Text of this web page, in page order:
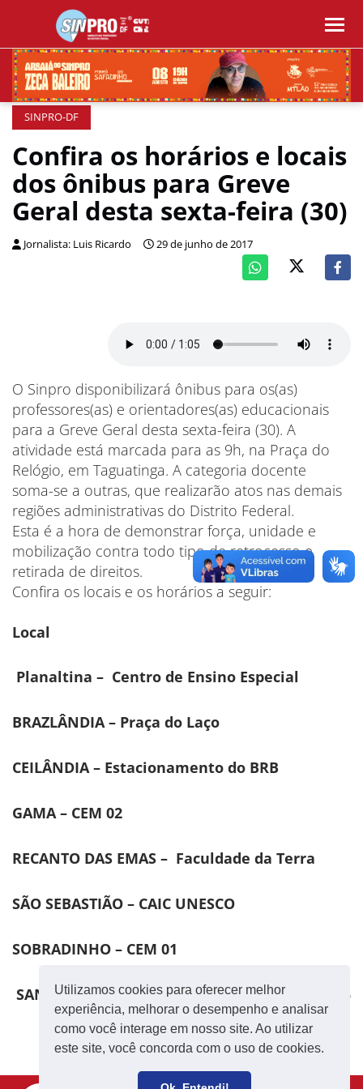
Utilizamos cookies para oferecer melhor
experiência, melhorar o desempenho e analisar
como você interage em nosso site. Ao utilizar
este site, você concorda com o uso de cookies.
SINPRO-DF
Confira os horários e locais
dos ônibus para Greve
Geral desta sexta-feira (30)
Jornalista: Luis Ricardo 29 de junho de 2017
O Sinpro disponibilizará ônibus para os(as)
professores(as) e orientadores(as) educacionais
para a Greve Geral desta sexta-feira (30). A
atividade está marcada para as 9h, na Praça do
Relógio, em Taguatinga. A categoria docente
soma-se a outras, que realizarão atos nas demais
regiões administrativas do Distrito Federal.
Esta é a hora de demonstrar força, unidade e
mobilização contra todo tipo de retrocesso e
retirada de direitos.
Confira os locais e os horários a seguir:
Local
Planaltina – Centro de Ensino Especial
BRAZLÂNDIA – Praça do Laço
CEILÂNDIA – Estacionamento do BRB
GAMA – CEM 02
RECANTO DAS EMAS – Faculdade da Terra
SÃO SEBASTIÃO – CAIC UNESCO
SOBRADINHO – CEM 01
SANTA MARIA – C.E.E 01 passando pelo CEF 215